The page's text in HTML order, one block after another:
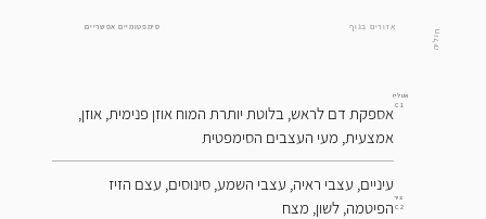
סימפטומיים אפשריים אזורים בגוף
חוליה
,אספקת דם לראש, בלוטת יותרת המוח אוזן פנימית, אוזן
אמצעית, מעי העצבים הסימפטית
עיניים, עצבי ראיה, עצבי השמע, סינוסים, עצם הזיז
הפיטמה, לשון, מצח
אטלס
C1
ציר
C2